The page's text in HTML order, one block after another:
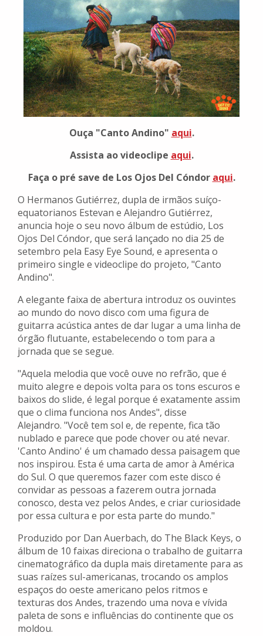
Ouça "Canto Andino" aqui.
Assista ao videoclipe aqui.
Faça o pré save de Los Ojos Del Cóndor aqui.
O Hermanos Gutiérrez, dupla de irmãos suíço-
equatorianos Estevan e Alejandro Gutiérrez,
anuncia hoje o seu novo álbum de estúdio, Los
Ojos Del Cóndor, que será lançado no dia 25 de
setembro pela Easy Eye Sound, e apresenta o
primeiro single e videoclipe do projeto, "Canto
Andino".
A elegante faixa de abertura introduz os ouvintes
ao mundo do novo disco com uma figura de
guitarra acústica antes de dar lugar a uma linha de
órgão flutuante, estabelecendo o tom para a
jornada que se segue.
"Aquela melodia que você ouve no refrão, que é
muito alegre e depois volta para os tons escuros e
baixos do slide, é legal porque é exatamente assim
que o clima funciona nos Andes", disse
Alejandro. "Você tem sol e, de repente, fica tão
nublado e parece que pode chover ou até nevar.
'Canto Andino' é um chamado dessa paisagem que
nos inspirou. Esta é uma carta de amor à América
do Sul. O que queremos fazer com este disco é
convidar as pessoas a fazerem outra jornada
conosco, desta vez pelos Andes, e criar curiosidade
por essa cultura e por esta parte do mundo."
Produzido por Dan Auerbach, do The Black Keys, o
álbum de 10 faixas direciona o trabalho de guitarra
cinematográfico da dupla mais diretamente para as
suas raízes sul-americanas, trocando os amplos
espaços do oeste americano pelos ritmos e
texturas dos Andes, trazendo uma nova e vívida
paleta de sons e influências do continente que os
moldou.